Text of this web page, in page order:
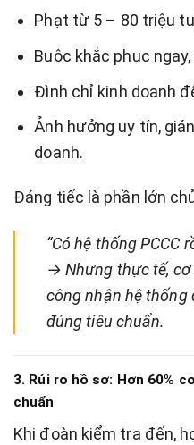
Phạt từ 5 – 80 triệu
Buộc khắc phục
Đình chỉ kinh doanh
Ảnh hưởng uy tín,
doanh.
Đáng tiếc là phần lớn
“Có hệ thống PCCC
→ Nhưng thực tế,
công nhận hệ thống
đúng tiêu chuẩn.
3. Rủi ro hồ sơ: Hơn 60%
chuẩn
Khi đoàn kiểm tra đến,